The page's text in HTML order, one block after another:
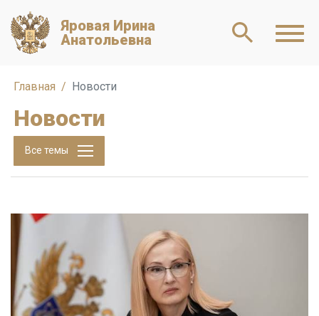
Яровая Ирина
Анатольевна
Главная Новости
Новости
Все темы